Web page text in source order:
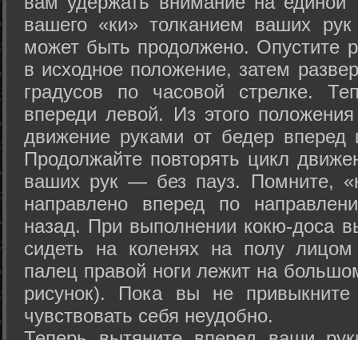
вашего «ки» толканием ваших
может быть продолжено. Опустите
в исходное положение, затем
градусов по часовой стрелке.
впереди левой. Из этого
движение руками от бедер вперед
Продолжайте повторять цикл
ваших рук — без пауз. Помните,
направлено вперед по
назад. При выполнении кокю-доса
сидеть на коленях на полу
палец правой ноги лежит на
рисунок). Пока вы не
чувствовать себя неудобно.